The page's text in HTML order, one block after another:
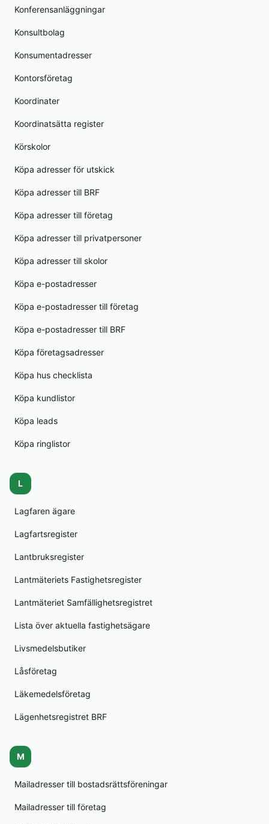
Konferensanläggningar
Konsultbolag
Konsumentadresser
Kontorsföretag
Koordinater
Koordinatsätta register
Körskolor
Köpa adresser för utskick
Köpa adresser till BRF
Köpa adresser till företag
Köpa adresser till privatpersoner
Köpa adresser till skolor
Köpa e-postadresser
Köpa e-postadresser till företag
Köpa e-postadresser till BRF
Köpa företagsadresser
Köpa hus checklista
Köpa kundlistor
Köpa leads
Köpa ringlistor
L
Lagfaren ägare
Lagfartsregister
Lantbruksregister
Lantmäteriets Fastighetsregister
Lantmäteriet Samfällighetsregistret
Lista över aktuella fastighetsägare
Livsmedelsbutiker
Låsföretag
Läkemedelsföretag
Lägenhetsregistret BRF
M
Mailadresser till bostadsrättsföreningar
Mailadresser till företag